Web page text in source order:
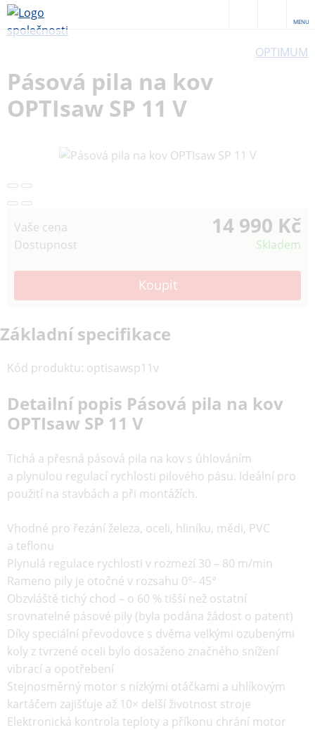
MENU
OPTIMUM
Pásová pila na kov
OPTIsaw SP 11 V
Vaše cena 14 990 Kč
Dostupnost Skladem
Základní specifikace
Kód produktu: optisawsp11v
Detailní popis Pásová pila na kov
OPTIsaw SP 11 V
Tichá a přesná pásová pila na kov s úhlováním
a plynulou regulací rychlosti pilového pásu. Ideální pro
použití na stavbách a při montážích.
Vhodné pro řezání železa, oceli, hliníku, mědi, PVC
a teflonu
Plynulá regulace rychlosti v rozmezí 30 – 80 m/min
Rameno pily je otočné v rozsahu 0°- 45°
Obzvláště tichý chod – o 60 % tišší než ostatní
srovnatelné pásové pily (byla podána žádost o patent)
Díky speciální převodovce s dvěma velkými ozubenými
koly z tvrzené oceli bylo dosaženo značného snížení
vibrací a opotřebení
Stejnosměrný motor s nízkými otáčkami a uhlíkovým
kartáčem zajišťuje až 10× delší životnost stroje
Elektronická kontrola teploty a příkonu chrání motor